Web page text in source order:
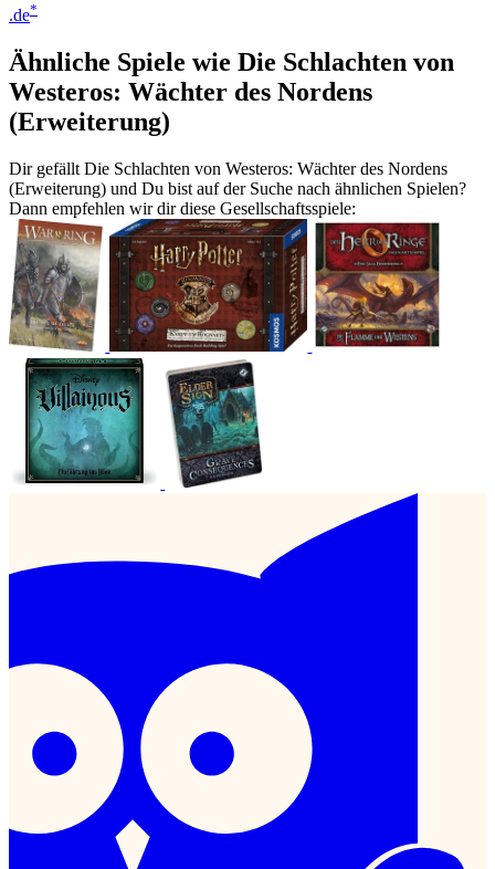
.de*
Ähnliche Spiele wie Die Schlachten von
Westeros: Wächter des Nordens
(Erweiterung)
Dir gefällt Die Schlachten von Westeros: Wächter des Nordens
(Erweiterung) und Du bist auf der Suche nach ähnlichen Spielen?
Dann empfehlen wir dir diese Gesellschaftsspiele: